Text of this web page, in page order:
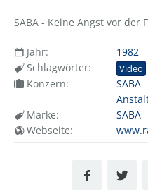
SABA - Keine Angst vor der
Jahr:
1982
Schlagwörter:
Video
Konzern:
SABA
Marke:
SABA
Webseite: